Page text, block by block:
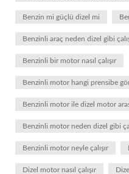
Benzin mi güçlü dizel mi
Benzinli araç neden dizel gibi
Benzinli bir motor nasıl çalışır
Benzinli motor hangi prensibe
Benzinli motor ile dizel motor
Benzinli motor neden dizel gibi
Benzinli motor neyle çalışır
Dizel motor nasıl çalışır